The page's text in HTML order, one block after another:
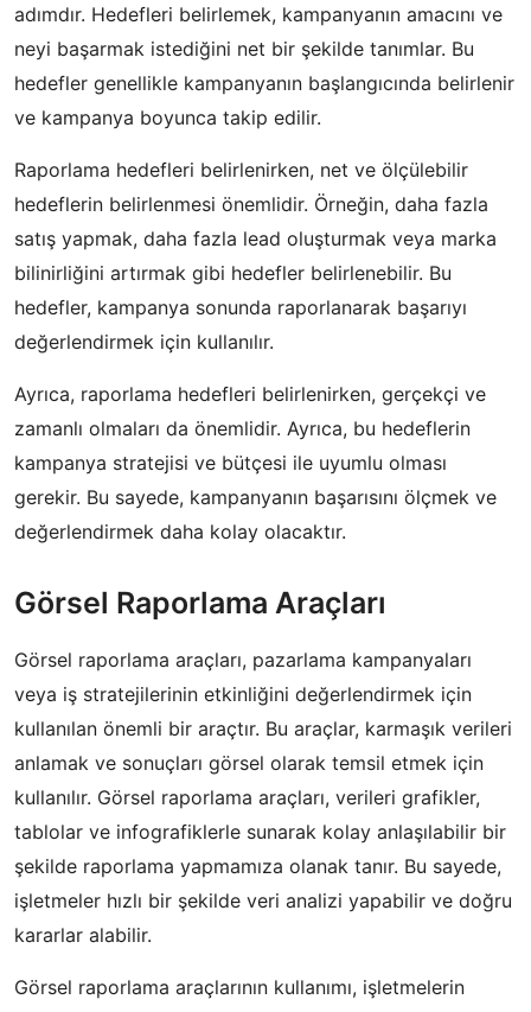
adımdır. Hedefleri belirlemek, kampanyanın amacını ve
neyi başarmak istediğini net bir şekilde tanımlar. Bu
hedefler genellikle kampanyanın başlangıcında belirlenir
ve kampanya boyunca takip edilir.
Raporlama hedefleri belirlenirken, net ve ölçülebilir
hedeflerin belirlenmesi önemlidir. Örneğin, daha fazla
satış yapmak, daha fazla lead oluşturmak veya marka
bilinirliğini artırmak gibi hedefler belirlenebilir. Bu
hedefler, kampanya sonunda raporlanarak başarıyı
değerlendirmek için kullanılır.
Ayrıca, raporlama hedefleri belirlenirken, gerçekçi ve
zamanlı olmaları da önemlidir. Ayrıca, bu hedeflerin
kampanya stratejisi ve bütçesi ile uyumlu olması
gerekir. Bu sayede, kampanyanın başarısını ölçmek ve
değerlendirmek daha kolay olacaktır.
Görsel Raporlama Araçları
Görsel raporlama araçları, pazarlama kampanyaları
veya iş stratejilerinin etkinliğini değerlendirmek için
kullanılan önemli bir araçtır. Bu araçlar, karmaşık verileri
anlamak ve sonuçları görsel olarak temsil etmek için
kullanılır. Görsel raporlama araçları, verileri grafikler,
tablolar ve infografiklerle sunarak kolay anlaşılabilir bir
şekilde raporlama yapmamıza olanak tanır. Bu sayede,
işletmeler hızlı bir şekilde veri analizi yapabilir ve doğru
kararlar alabilir.
Görsel raporlama araçlarının kullanımı, işletmelerin